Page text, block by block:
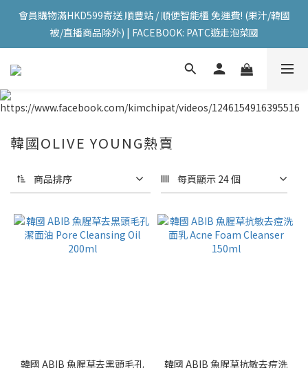
會員購物滿HKD599寄送 順豐站 / 順便智能櫃 免運費! (果汁/韓國
被/直播商品除外) | FACEBOOK: PATC遊走泡菜國
會員購物滿HKD599寄送 順豐站 / 順便智能櫃 免運費! (果汁/韓國
被/直播商品除外) | FACEBOOK: PATC遊走泡菜國
每星期韓國直送香港 🇰🇷🛫🇭🇰  | 即加IG留意最新優惠! ID:
會員購物滿HKD599寄送 順豐站 / 順便智能櫃 免運費! (果汁/韓國
韓國OLIVE YOUNG熱賣
商品排序 每頁顯示 24 個
韓國 ABIB 魚腥草去黑頭毛孔
韓國 ABIB 魚腥草抗敏去痘洗